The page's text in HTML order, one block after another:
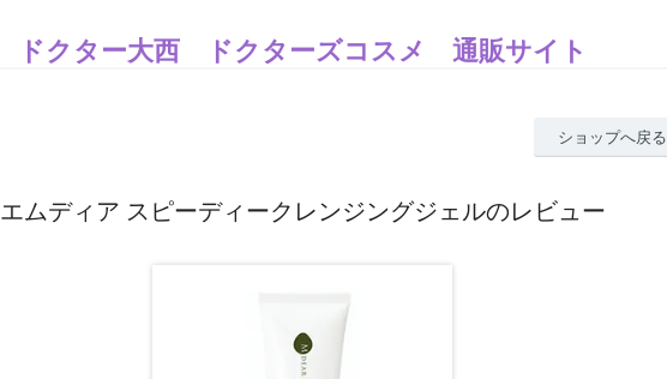
ドクター大西 ドクターズコスメ 通販サイト
ショップへ戻る
エムディア スピーディークレンジングジェルのレビュー